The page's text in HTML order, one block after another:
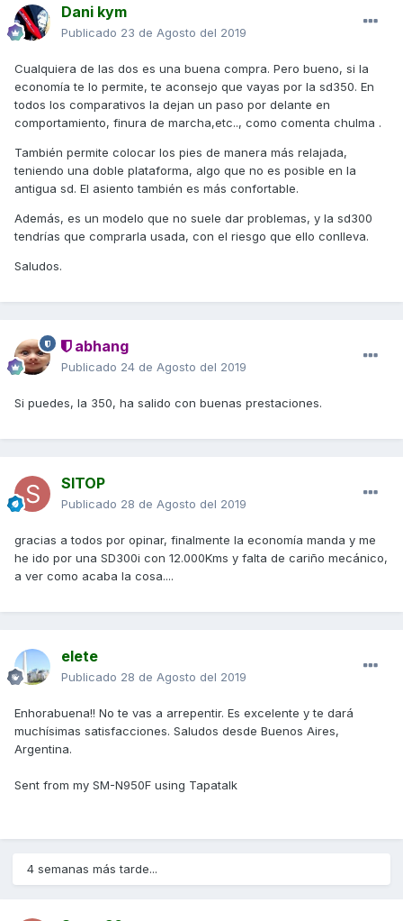
Dani kym
Publicado 23 de Agosto del 2019
Cualquiera de las dos es una buena compra. Pero bueno, si la
economía te lo permite, te aconsejo que vayas por la sd350. En
todos los comparativos la dejan un paso por delante en
comportamiento, finura de marcha,etc.., como comenta chulma .
También permite colocar los pies de manera más relajada,
teniendo una doble plataforma, algo que no es posible en la
antigua sd. El asiento también es más confortable.
Además, es un modelo que no suele dar problemas, y la sd300
tendrías que comprarla usada, con el riesgo que ello conlleva.
Saludos.
abhang
Publicado 24 de Agosto del 2019
Si puedes, la 350, ha salido con buenas prestaciones.
SITOP
Publicado 28 de Agosto del 2019
gracias a todos por opinar, finalmente la economía manda y me
he ido por una SD300i con 12.000Kms y falta de cariño mecánico,
a ver como acaba la cosa....
elete
Publicado 28 de Agosto del 2019
Enhorabuena!! No te vas a arrepentir. Es excelente y te dará
muchísimas satisfacciones. Saludos desde Buenos Aires,
Argentina.
Sent from my SM-N950F using Tapatalk
4 semanas más tarde...